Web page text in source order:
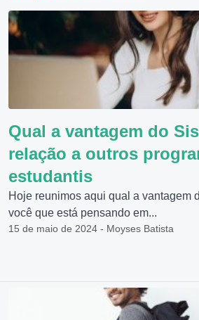
Qual a vantagem do
relação a outros
estudantis
Hoje reunimos aqui qual a vantagem
você que está pensando em...
15 de maio de 2024 - Moyses Batista